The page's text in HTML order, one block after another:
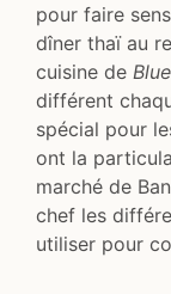
pour faire
dîner thaï au
cuisine de
différent
spécial pour
ont la
marché de
chef les
utiliser pour